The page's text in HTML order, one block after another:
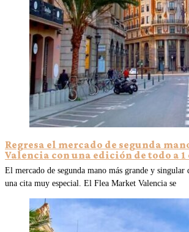
Regresa el mercado de segunda
Valencia con una edición de todo a 1
El mercado de segunda mano más grande y singular
una cita muy especial. El Flea Market Valencia se